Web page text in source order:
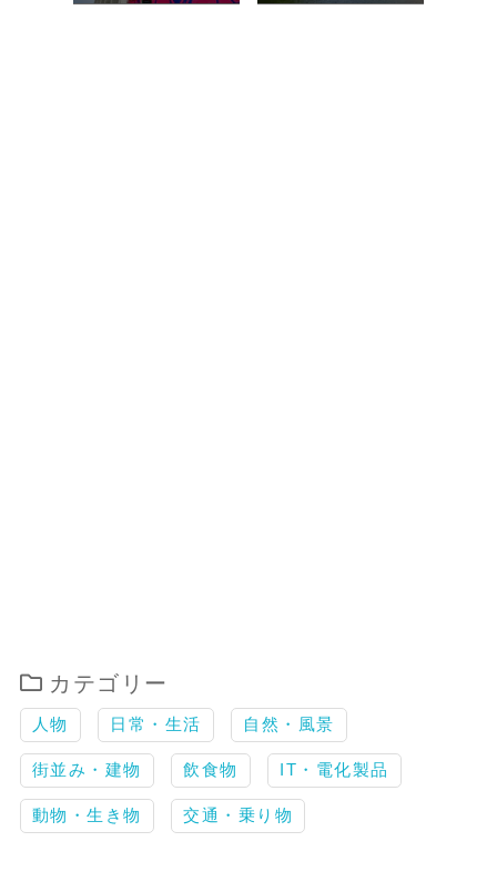
カテゴリー
人物 日常・生活 自然・風景
街並み・建物 飲食物 IT・電化製品
動物・生き物 交通・乗り物